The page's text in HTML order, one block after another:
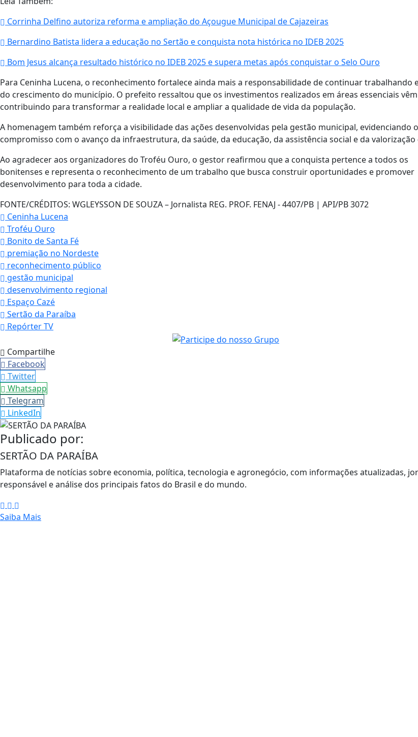
Corrinha Delfino autoriza reforma e ampliação do Açougue Municipal de Cajazeiras
Bernardino Batista lidera a educação no Sertão e conquista nota histórica no IDEB 2025
Bom Jesus alcança resultado histórico no IDEB 2025 e supera metas após conquistar o Selo Ouro
Para Ceninha Lucena, o reconhecimento fortalece ainda mais a responsabilidade de continuar trabalhando
do crescimento do município. O prefeito ressaltou que os investimentos realizados em áreas essenciais vêm
contribuindo para transformar a realidade local e ampliar a qualidade de vida da população.
A homenagem também reforça a visibilidade das ações desenvolvidas pela gestão municipal, evidenciando o
compromisso com o avanço da infraestrutura, da saúde, da educação, da assistência social e da
Ao agradecer aos organizadores do Troféu Ouro, o gestor reafirmou que a conquista pertence a todos os
bonitenses e representa o reconhecimento de um trabalho que busca construir oportunidades e promover
desenvolvimento para toda a cidade.
FONTE/CRÉDITOS: WGLEYSSON DE SOUZA – Jornalista REG. PROF. FENAJ - 4407/PB | API/PB 3072
Ceninha Lucena
Troféu Ouro
Bonito de Santa Fé
premiação no Nordeste
reconhecimento público
gestão municipal
desenvolvimento regional
Espaço Cazé
Sertão da Paraíba
Repórter TV
Compartilhe
Facebook
Twitter
Whatsapp
Telegram
LinkedIn
Publicado por:
SERTÃO DA PARAÍBA
Plataforma de notícias sobre economia, política, tecnologia e agronegócio, com informações atualizadas,
responsável e análise dos principais fatos do Brasil e do mundo.
Saiba Mais